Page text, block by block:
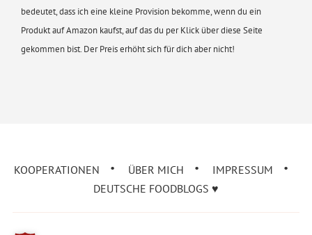
bedeutet, dass ich eine kleine Provision bekomme, wenn du ein
Produkt auf Amazon kaufst, auf das du per Klick über diese Seite
gekommen bist. Der Preis erhöht sich für dich aber nicht!
KOOPERATIONEN ÜBER MICH
IMPRESSUM
DEUTSCHE FOODBLOGS ♥︎